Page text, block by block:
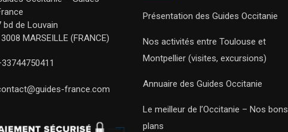
bd de Louvain
MARSEILLE (FRANCE)
france.com
Présentation des Guides Occitanie
Nos activités entre Toulouse et
Montpellier (visites, excursions)
Annuaire des Guides Occitanie
Le meilleur de l’Occitanie – Nos bons
plans